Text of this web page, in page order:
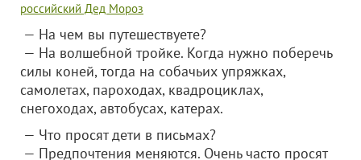
российский Дед Мороз
— На чем вы путешествуете?
— На волшебной тройке. Когда нужно поберечь
силы коней, тогда на собачьих упряжках,
самолетах, пароходах, квадроциклах,
снегоходах, автобусах, катерах.
— Что просят дети в письмах?
— Предпочтения меняются. Очень часто просят